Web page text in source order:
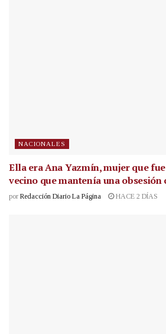
NACIONALES
Ella era Ana Yazmín, mujer que
vecino que mantenía una obsesión
por Redacción Diario La Página HACE 2 DÍAS